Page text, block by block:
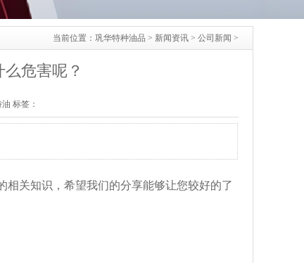
当前位置： 巩华特种油品 > 新闻资讯 > 公司新闻 >
么危害呢？
标签：
关知识，希望我们的分享能够让您较好的了